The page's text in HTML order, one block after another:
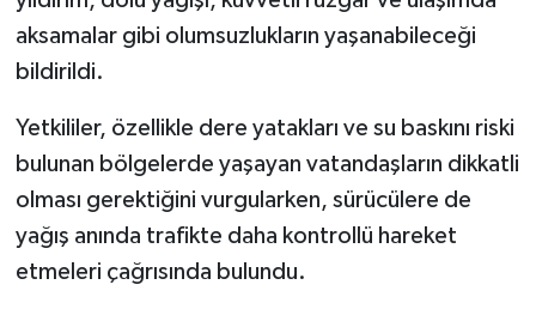
aksamalar gibi olumsuzlukların yaşanabileceği
bildirildi.
Yetkililer, özellikle dere yatakları ve su baskını riski
bulunan bölgelerde yaşayan vatandaşların dikkatli
olması gerektiğini vurgularken, sürücülere de
yağış anında trafikte daha kontrollü hareket
etmeleri çağrısında bulundu.